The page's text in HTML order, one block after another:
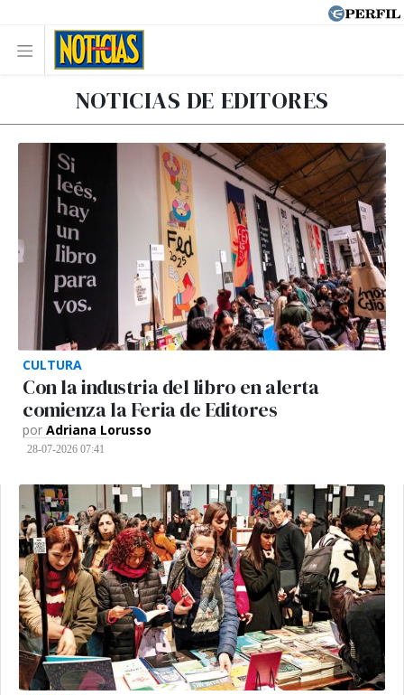
NOTICIAS DE EDITORES
CULTURA
Con la industria del libro en alerta
comienza la Feria de Editores
por Adriana Lorusso
28-07-2026 07:41